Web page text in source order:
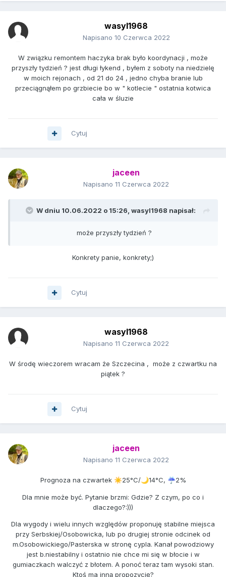
wasyl1968
Napisano 10 Czerwca 2022
W związku remontem haczyka brak było koordynacji , może
przyszły tydzień ? jest długi łykend , byłem z soboty na niedzielę
w moich rejonach , od 21 do 24 , jedno chyba branie lub
przeciągnąłem po grzbiecie bo w " kotlecie " ostatnia kotwica
cała w śluzie
Cytuj
jaceen
Napisano 11 Czerwca 2022
W dniu 10.06.2022 o 15:26, wasyl1968 napisał:
może przyszły tydzień ?
Konkrety panie, konkrety;)
Cytuj
wasyl1968
Napisano 11 Czerwca 2022
W środę wieczorem wracam że Szczecina , może z czwartku na
piątek ?
Cytuj
jaceen
Napisano 11 Czerwca 2022
Prognoza na czwartek ☀️25°C/🌙14°C, ☔2%
Dla mnie może być. Pytanie brzmi: Gdzie? Z czym, po co i
dlaczego?:)))
Dla wygody i wielu innych względów proponuję stabilne miejsca
przy Serbskiej/Osobowicka, lub po drugiej stronie odcinek od
m.Osobowickiego/Pasterska w stronę cypla. Kanał powodziowy
jest b.niestabilny i ostatnio nie chce mi się w błocie i w
gumiaczkach walczyć z błotem. A ponoć teraz tam wysoki stan.
Ktoś ma inną propozycję?